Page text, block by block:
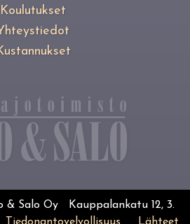
Koulutukset
& Salo Oy Kauppalankatu 12, 3.